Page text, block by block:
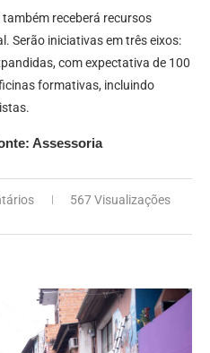
receberá recursos
Serão iniciativas em três eixos:
com expectativa de 100
formativas, incluindo
Assessoria
567 Visualizações